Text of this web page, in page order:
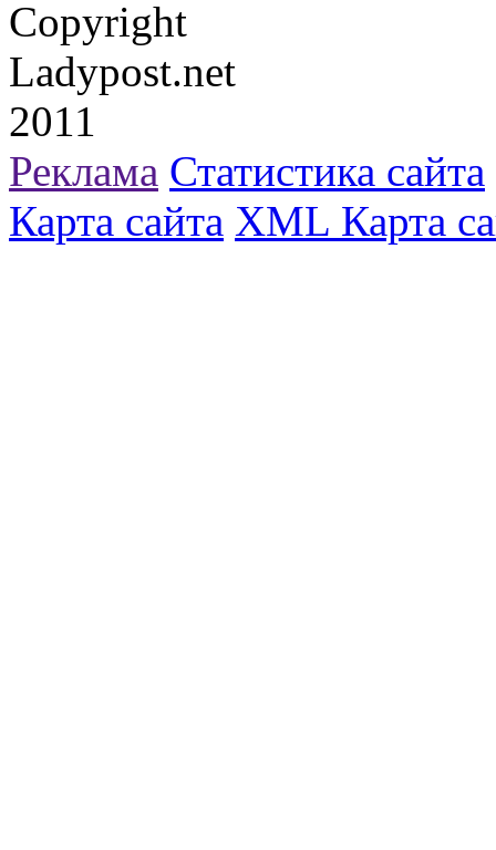
Copyright
Ladypost.net
2011
Реклама Статистика сайта
Карта сайта XML Карта